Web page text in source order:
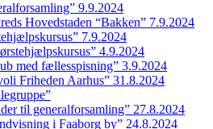
9.9.2024
Hovedstaden “Bakken” 7.9.2024
7.9.2024
4.9.2024
med fællesspisning” 3.9.2024
Friheden Aarhus” 31.8.2024
til generalforsamling” 27.8.2024
i Faaborg by” 24.8.2024